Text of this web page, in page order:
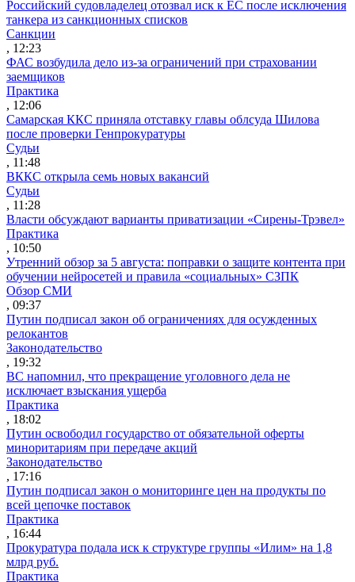
Российский судовладелец отозвал иск к ЕС после исключения
танкера из санкционных списков
Санкции
, 12:23
ФАС возбудила дело из-за ограничений при страховании
заемщиков
Практика
, 12:06
Самарская ККС приняла отставку главы облсуда Шилова
после проверки Генпрокуратуры
Судьи
, 11:48
ВККС открыла семь новых вакансий
Судьи
, 11:28
Власти обсуждают варианты приватизации «Сирены-Трэвел»
Практика
, 10:50
Утренний обзор за 5 августа: поправки о защите контента при
обучении нейросетей и правила «социальных» СЗПК
Обзор СМИ
, 09:37
Путин подписал закон об ограничениях для осужденных
релокантов
Законодательство
, 19:32
ВС напомнил, что прекращение уголовного дела не
исключает взыскания ущерба
Практика
, 18:02
Путин освободил государство от обязательной оферты
миноритариям при передаче акций
Законодательство
, 17:16
Путин подписал закон о мониторинге цен на продукты по
всей цепочке поставок
Практика
, 16:44
Прокуратура подала иск к структуре группы «Илим» на 1,8
млрд руб.
Практика